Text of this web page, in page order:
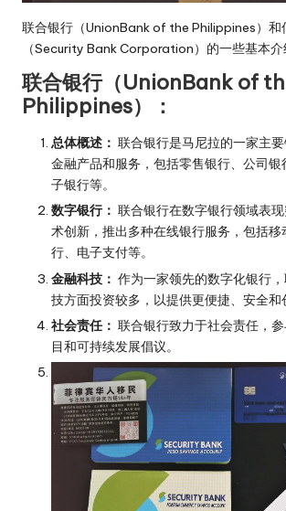
联合银行（UnionBank of the Philippines）和
（Security Bank Corporation）的一些基本介
联合银行（UnionBank of
Philippines）：
总体概述： 联合银行是马尼拉的一家主
金融产品和服务，包括零售银行、公司
子银行等。
数字银行： 联合银行在数字银行领域表
术创新，推出多种在线银行服务，包括移
行、电子支付等。
金融科技： 作为一家领先的数字化银行
技方面投资较多，以提供更便捷、安全和
社会责任： 联合银行致力于社会责任，
目和可持续发展倡议。